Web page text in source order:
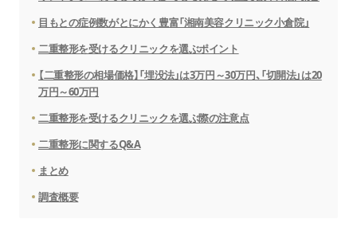
目もとの症例数がとにかく豊富「湘南美容クリニック小倉院」
二重整形を受けるクリニックを選ぶポイント
【二重整形の相場価格】「埋没法」は3万円～30万円、「切開法」は20
万円～60万円
二重整形を受けるクリニックを選ぶ際の注意点
二重整形に関するQ&A
まとめ
調査概要